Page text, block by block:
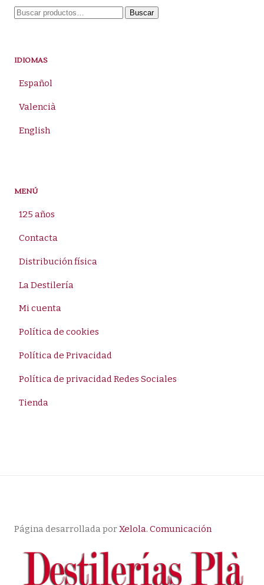
Buscar
Buscar
IDIOMAS
Español
Valencià
English
MENÚ
125 años
Contacta
Distribución física
La Destilería
Mi cuenta
Política de cookies
Política de Privacidad
Política de privacidad Redes Sociales
Tienda
Página desarrollada porXelola. Comunicación